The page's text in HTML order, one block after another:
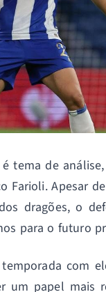
tema de
Farioli. Apesar
dragões, o
para o futuro
com
um papel mais